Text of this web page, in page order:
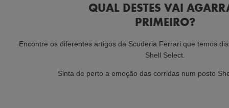
QUAL DESTES VAI
PRIMEIRO?
Encontre os diferentes artigos da Scuderia Ferrari que temos
Shell Select.
Sinta de perto a emoção das corridas num posto